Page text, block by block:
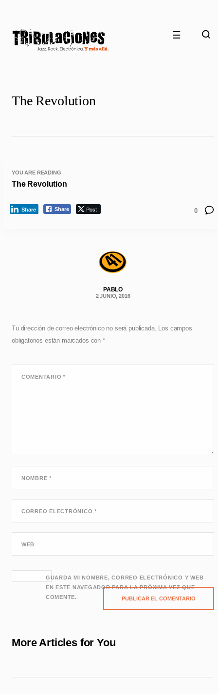
☰
The Revolution
YOU ARE READING
The Revolution
Share Post
Share 0
PABLO
2 JUNIO, 2016
Tu dirección de correo electrónico no será publicada. Los campos
obligatorios están marcados con *
COMENTARIO*
NOMBRE*
CORREO ELECTRÓNICO*
WEB
GUARDA MI NOMBRE, CORREO ELECTRÓNICO Y WEB
EN ESTE NAVEGADOR PARA LA PRÓXIMA VEZ QUE
COMENTE.
More Articles for You